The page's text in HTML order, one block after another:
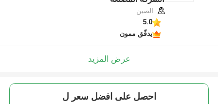
الصين
5.0
يدقّق ممون
عرض المزيد
احصل على افضل سعر ل